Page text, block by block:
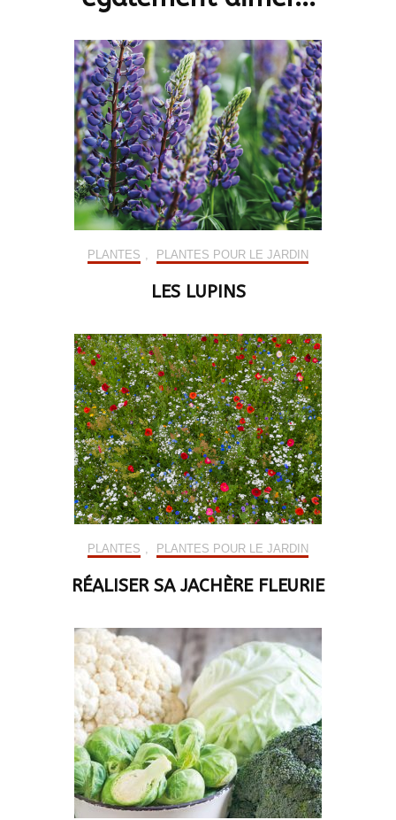
PLANTES PLANTES POUR LE JARDIN
LES LUPINS
PLANTES PLANTES POUR LE JARDIN
RÉALISER SA JACHÈRE FLEURIE